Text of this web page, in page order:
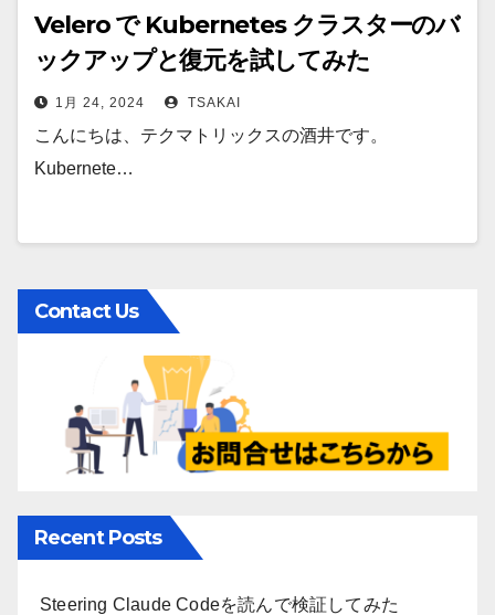
Velero で Kubernetes クラスターのバ
ックアップと復元を試してみた
1月 24, 2024 TSAKAI
こんにちは、テクマトリックスの酒井です。
Kubernete…
Contact Us
Recent Posts
Steering Claude Codeを読んで検証してみた